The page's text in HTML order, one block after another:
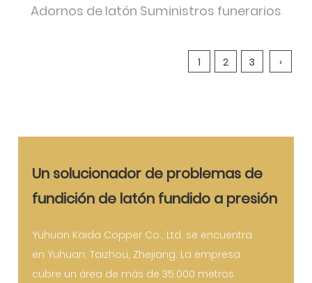
Adornos de latón Suministros funerarios
1 2 3 ›
Un solucionador de problemas de
fundición de latón fundido a presión
Yuhuan Kaida Copper Co., Ltd. se encuentra
en Yuhuan, Taizhou, Zhejiang. La empresa
cubre un área de más de 35.000 metros